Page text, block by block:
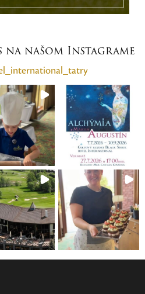
na našom Instagrame